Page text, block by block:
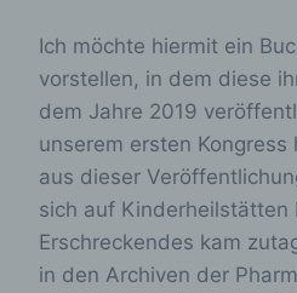
Ich möchte hiermit ein
vorstellen, in dem diese
dem Jahre 2019
unserem ersten Kongress
aus dieser
sich auf Kinderheilstätten
Erschreckendes kam
in den Archiven der